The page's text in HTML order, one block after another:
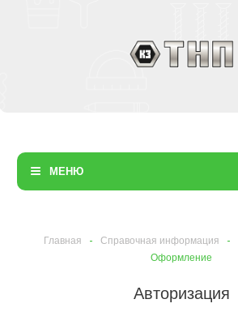
МЕНЮ
Главная - Справочная информация -
Оформление
Авторизация